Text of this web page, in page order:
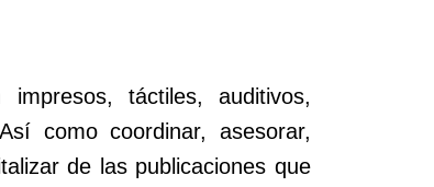
táctiles, auditivos,
como coordinar, asesorar,
de las publicaciones que